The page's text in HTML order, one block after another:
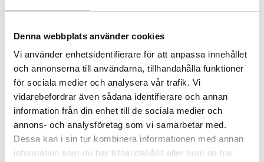
Denna webbplats använder cookies
Vi använder enhetsidentifierare för att anpassa innehållet
och annonserna till användarna, tillhandahålla funktioner
för sociala medier och analysera vår trafik. Vi
vidarebefordrar även sådana identifierare och annan
information från din enhet till de sociala medier och
annons- och analysföretag som vi samarbetar med.
Dessa kan i sin tur kombinera informationen med annan
information som du har tillhandahållit eller som de har
Add to Favorites
Item ID:
7340397
D'autres ont acheté